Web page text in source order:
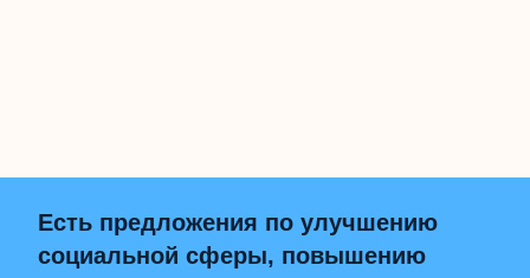
Есть предложения по улучшению
социальной сферы, повышению